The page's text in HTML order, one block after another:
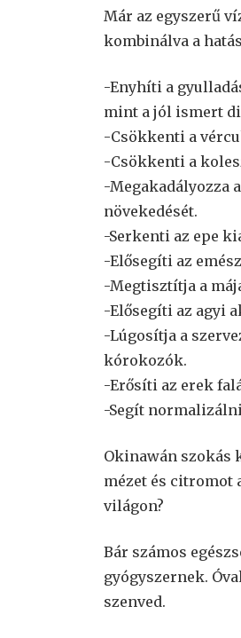
Már az egyszerű
kombinálva a
-Enyhíti a
mint a jól ismert
-Csökkenti a
-Csökkenti a
-Megakadályozza
növekedését.
-Serkenti az epe
-Elősegíti az
-Megtisztítja a
-Elősegíti az agyi
-Lúgosítja a
kórokozók.
-Erősíti az erek
-Segít
Okinawán szokás
mézet és citromot
világon?
Bár számos
gyógyszernek.
szenved.